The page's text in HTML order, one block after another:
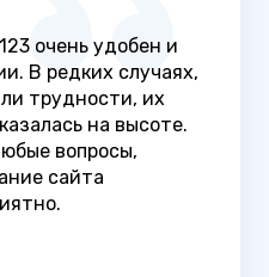
очень удобен и
В редких случаях,
трудности, их
на высоте.
вопросы,
сайта